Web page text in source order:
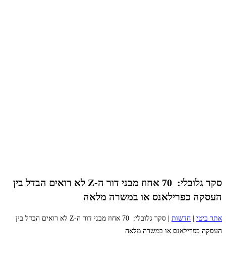
סקר גלובלי: 70 אחוז מבני דור ה-Z לא רואים הבדל בין
העסקה כפרילאנס או במשרה מלאה
אתר ביטי חדשות
סקר גלובלי: 70 אחוז מבני דור ה-Z לא רואים הבדל בין
העסקה כפרילאנס או במשרה מלאה